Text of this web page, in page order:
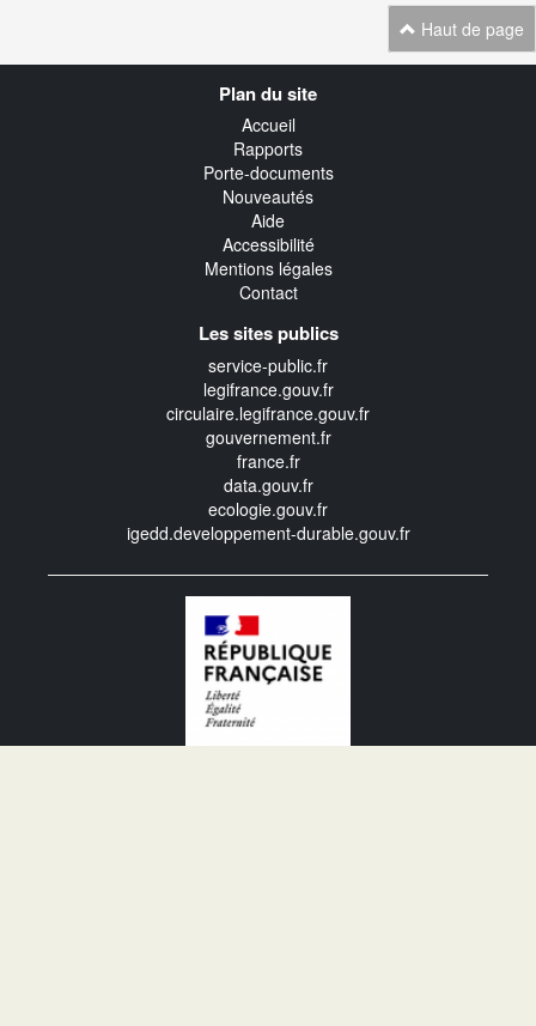
Haut de page
Plan du site
Accueil
Rapports
Porte-documents
Nouveautés
Aide
Accessibilité
Mentions légales
Contact
Les sites publics
service-public.fr
legifrance.gouv.fr
circulaire.legifrance.gouv.fr
gouvernement.fr
france.fr
data.gouv.fr
ecologie.gouv.fr
igedd.developpement-durable.gouv.fr